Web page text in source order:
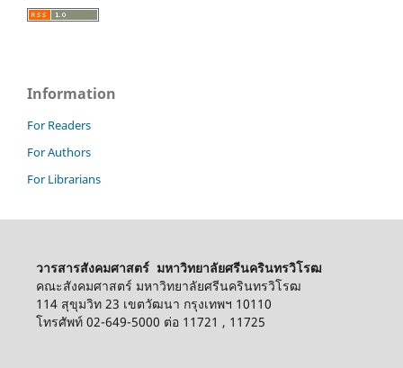
Information
For Readers
For Authors
For Librarians
วารสารสังคมศาสตร์ มหาวิทยาลัยศรีนครินทรวิโรฒ
คณะสังคมศาสตร์ มหาวิทยาลัยศรีนครินทรวิโรฒ
114 สุขุมวิท 23 เขตวัฒนา กรุงเทพฯ 10110
โทรศัพท์ 02-649-5000 ต่อ 11721 , 11725